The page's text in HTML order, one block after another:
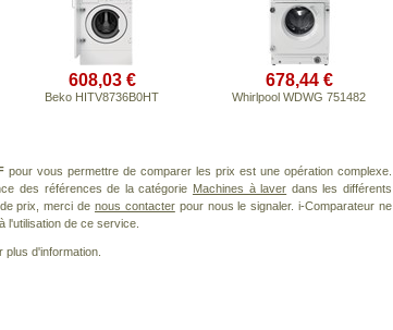
608,03 €
Beko HITV8736B0HT
678,44 €
Whirlpool WDWG 751482
pour vous permettre de comparer les prix est une opération complexe.
des références de la catégorie Machines à laver dans les différents
prix, merci de nous contacterpour nous le signaler. i-Comparateur ne
l'utilisation de ce service.
d'information.